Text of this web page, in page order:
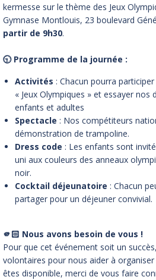
kermesse sur le thème des Jeux
Gymnase Montlouis, 23 boulevard
partir de 9h30.
🕤 Programme de la journée :
Activités : Chacun pourra
« Jeux Olympiques » et essayer nos
enfants et adultes
Spectacle : Nos compétiteurs
démonstration de trampoline.
Dress code : Les enfants sont
uni aux couleurs des anneaux
noir.
Cocktail déjeunatoire : Chacun
partager pour un déjeuner convivial.
🫵🏻 Nous avons besoin de vous !
Pour que cet événement soit un
volontaires pour nous aider à
êtes disponible, merci de vous faire